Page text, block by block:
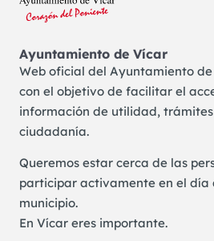
Ayuntamiento de Vícar
Web oficial del Ayuntamiento
con el objetivo de facilitar el
información de utilidad,
ciudadanía.
Queremos estar cerca de las
participar activamente en el día
municipio.
En Vícar eres importante.